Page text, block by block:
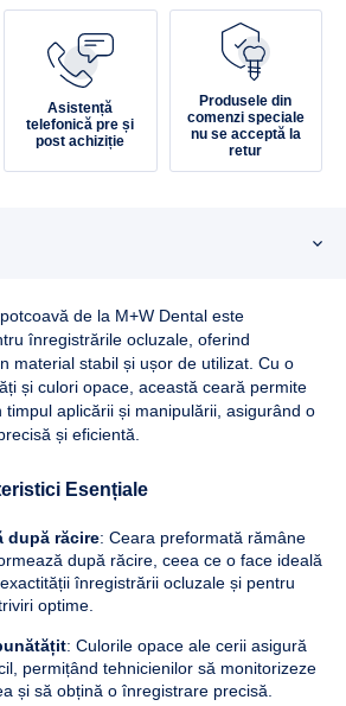
Asistență
telefonică pre și
post achiziție
Produsele din
comenzi speciale
nu se acceptă la
retur
de la M+W Dental este
înregistrările ocluzale, oferind
material stabil și ușor de utilizat. Cu o
și culori opace, această ceară permite
aplicării și manipulării, asigurând o
și eficientă.
Esențiale
după răcire: Ceara preformată rămâne
după răcire, ceea ce o face ideală
înregistrării ocluzale și pentru
optime.
: Culorile opace ale cerii asigură
permițând tehnicienilor să monitorizeze
și să obțină o înregistrare precisă.